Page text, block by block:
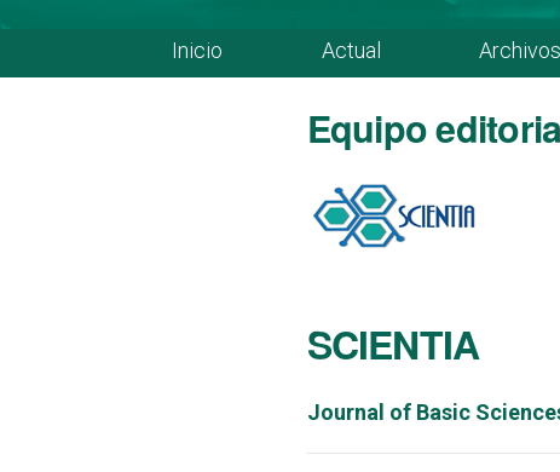
Menú principal
Inicio Actual Archivos
Equipo
SCIENTIA
Journal of Basic